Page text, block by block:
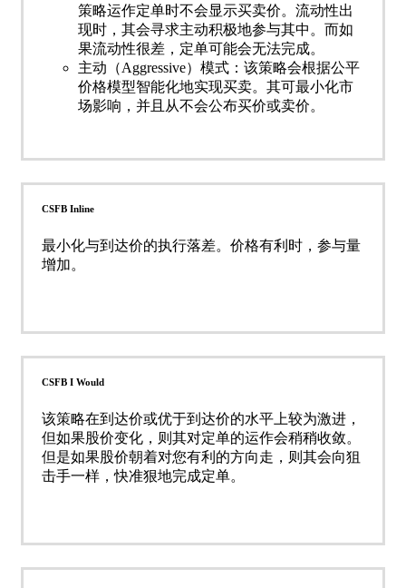
策略运作定单时不会显示买卖价。流动性出
现时，其会寻求主动积极地参与其中。而如
果流动性很差，定单可能会无法完成。
主动（Aggressive）模式：该策略会根据公平
价格模型智能化地实现买卖。其可最小化市
场影响，并且从不会公布买价或卖价。
CSFB Inline
最小化与到达价的执行落差。价格有利时，参与量
增加。
CSFB I Would
该策略在到达价或优于到达价的水平上较为激进，
但如果股价变化，则其对定单的运作会稍稍收敛。
但是如果股价朝着对您有利的方向走，则其会向狙
击手一样，快准狠地完成定单。